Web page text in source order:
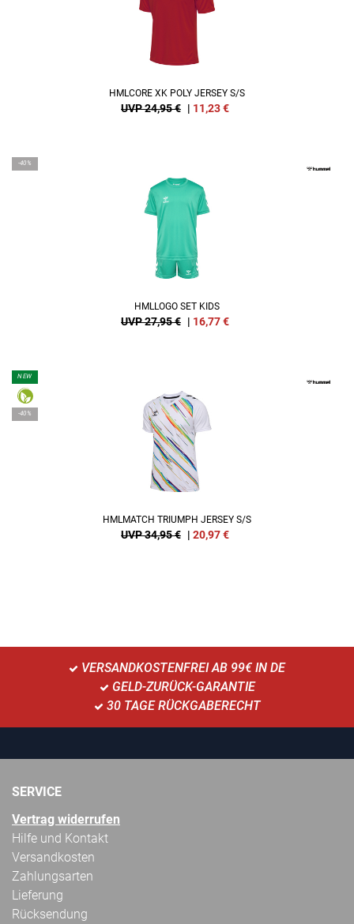
HMLCORE XK POLY JERSEY S/S
UVP 24,95 € | 11,23€
-40%
HMLLOGO SET KIDS
UVP 27,95 € | 16,77€
NEW
-40%
HMLMATCH TRIUMPH JERSEY S/S
UVP 34,95 € | 20,97€
VERSANDKOSTENFREI AB 99€ IN DE
GELD-ZURÜCK-GARANTIE
30 TAGE RÜCKGABERECHT
SERVICE
Vertrag widerrufen
Hilfe und Kontakt
Versandkosten
Zahlungsarten
Lieferung
Rücksendung